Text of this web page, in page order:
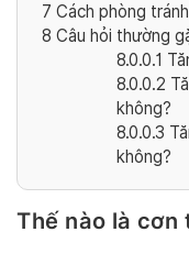
7 Cách phòng
8 Câu hỏi thường
8.0.0.1
8.0.0.2
không?
8.0.0.3
không?
Thế nào là